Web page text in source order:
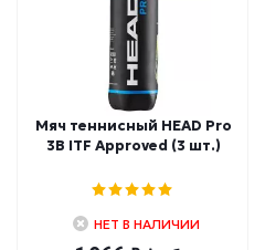
Мяч теннисный HEAD Pro
3B ITF Approved (3 шт.)
НЕТ В НАЛИЧИИ